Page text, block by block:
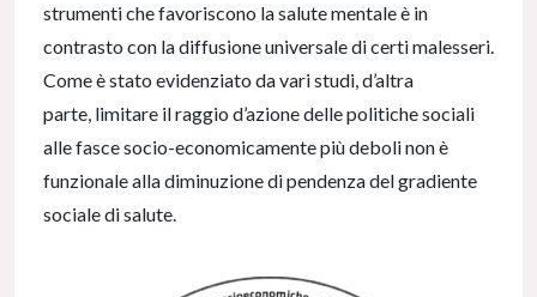
strumenti che favoriscono la salute mentale è in
contrasto con la diffusione universale di certi malesseri.
Come è stato evidenziato da vari studi, d’altra
parte, limitare il raggio d’azione delle politiche sociali
alle fasce socio-economicamente più deboli non è
funzionale alla diminuzione di pendenza del gradiente
sociale di salute.